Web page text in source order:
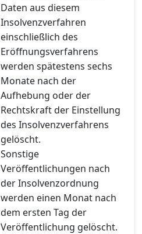
Daten aus diesem
Insolvenzverfahren
einschließlich des
Eröffnungsverfahrens
werden spätestens sechs
Monate nach der
Aufhebung oder der
Rechtskraft der Einstellung
des Insolvenzverfahrens
gelöscht.
Sonstige
Veröffentlichungen nach
der Insolvenzordnung
werden einen Monat nach
dem ersten Tag der
Veröffentlichung gelöscht.